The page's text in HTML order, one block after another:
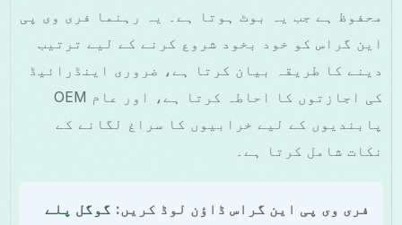
محفوظ ہے جب یہ بوٹ ہوتا ہے۔ یہ رہنما فری وی پی
این گراس کو خود بخود شروع کرنے کے لیے ترتیب
دینے کا طریقہ بیان کرتا ہے، ضروری اینڈرائیڈ
کی اجازتوں کا احاطہ کرتا ہے، اور عام OEM
پابندیوں کے لیے خرابیوں کا سراغ لگانے کے
نکات شامل کرتا ہے۔
فری وی پی این گراس ڈاؤن لوڈ کریں: گوگل پلے